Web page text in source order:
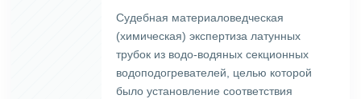
Судебная материаловедческая
(химическая) экспертиза латунных
трубок из водо-водяных секционных
водоподогревателей, целью которой
было установление соответствия